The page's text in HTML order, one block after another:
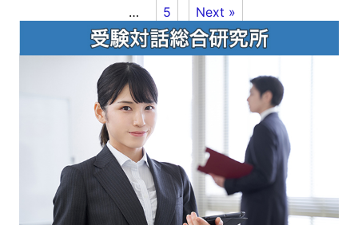
… 5 Next »